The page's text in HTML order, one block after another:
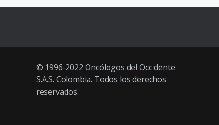
años
© 1996-2022 Oncólogos del Occidente
S.A.S. Colombia. Todos los derechos
reservados.